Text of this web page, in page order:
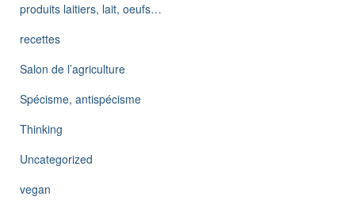
produits laitiers, lait, oeufs…
recettes
Salon de l’agriculture
Spécisme, antispécisme
Thinking
Uncategorized
vegan